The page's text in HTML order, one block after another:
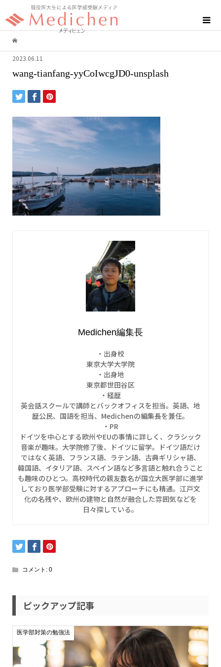
2023.06.11
wang-tianfang-yyCoIwcgJD0-unsplash
Medichen編集長
・出身校
東京大学大学院
・出身地
東京都世田谷区
・経歴
英会話スクールで講師とバックオフィスを担当。英語、地
歴公民、国語を担当、Medichenの編集長を兼任。
・PR
ドイツを中心とする欧州やEUの事情に詳しく、クラシック
音楽が趣味。大学院修了後、ドイツに留学。ドイツ語だけ
ではなく英語、フランス語、ラテン語、古典ギリシャ語、
韓国語、イタリア語、スペイン語など多言語と触れ合うこと
も趣味のひとつ。高校時代の親友数名が国立大医学部に進学
しており医学部受験に対するアプローチにも精通。江戸文
化の名残や、欧州の建物と自然が融合した雰囲気などを
日々探している。
コメント: 0
ピックアップ記事
医学部対策の勉強法